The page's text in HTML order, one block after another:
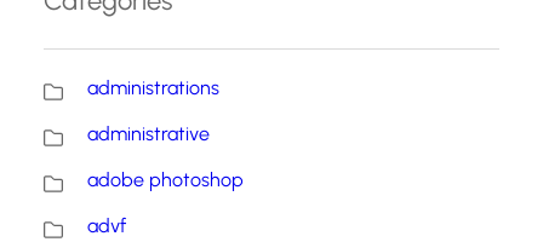
administrations
administrative
adobe photoshop
advf